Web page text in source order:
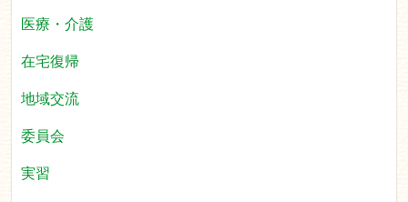
医療・介護
在宅復帰
地域交流
委員会
実習